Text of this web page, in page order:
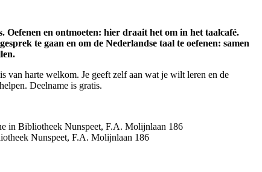
en ontmoeten: hier draait het om in het taalcafé.
te gaan en om de Nederlandse taal te oefenen: samen
van harte welkom. Je geeft zelf aan wat je wilt leren en de
Deelname is gratis.
in Bibliotheek Nunspeet, F.A. Molijnlaan 186
Nunspeet, F.A. Molijnlaan 186